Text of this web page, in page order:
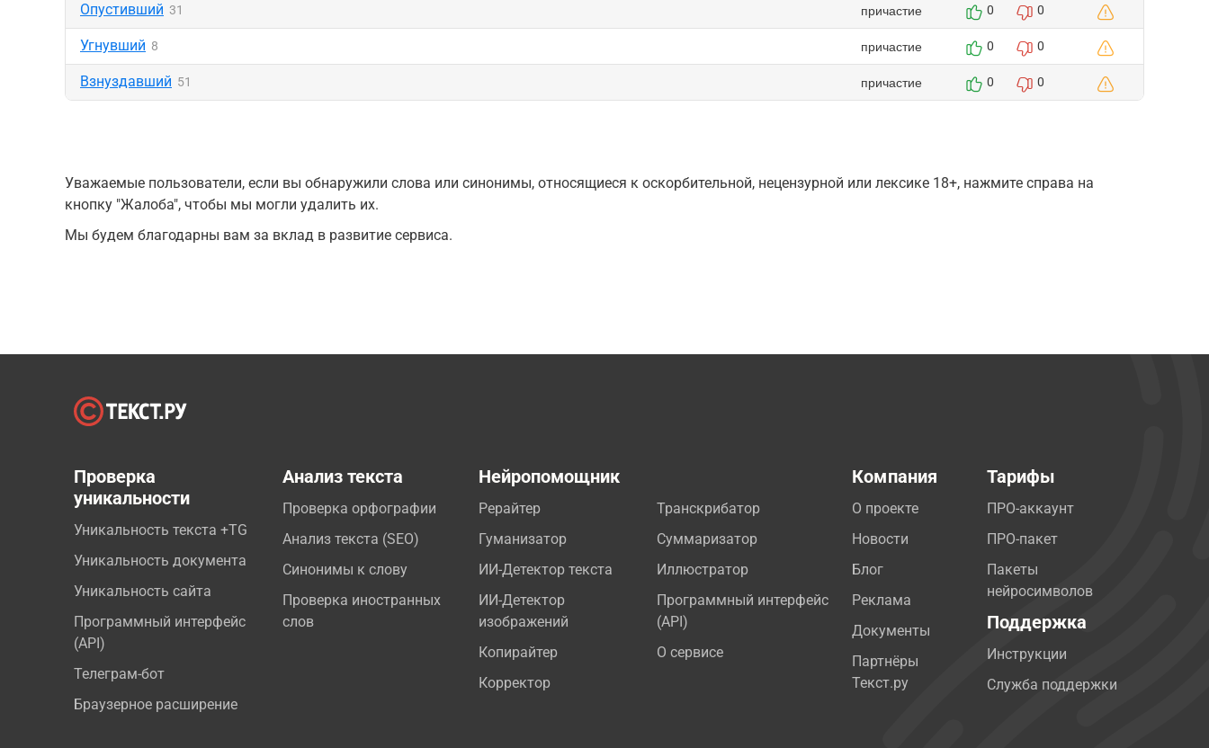
Опустивший 31 причастие 0 0
Угнувший 8 причастие 0 0
Взнуздавший 51 причастие 0 0
Уважаемые пользователи, если вы обнаружили слова или синонимы, относящиеся к оскорбительной, нецензурной или лексике 18+, нажмите справа на
кнопку "Жалоба", чтобы мы могли удалить их.
Мы будем благодарны вам за вклад в развитие сервиса.
Проверка
уникальности
Уникальность текста +TG
Уникальность документа
Уникальность сайта
Программный интерфейс
(API)
Телеграм-бот
Браузерное расширение
Анализ текста
Проверка орфографии
Анализ текста (SEO)
Синонимы к слову
Проверка иностранных
слов
Нейропомощник
Рерайтер
Гуманизатор
ИИ-Детектор текста
ИИ-Детектор
изображений
Копирайтер
Корректор
Транскрибатор
Суммаризатор
Иллюстратор
Программный интерфейс
(API)
О сервисе
Компания
О проекте
Новости
Блог
Реклама
Документы
Партнёры
Текст.ру
Тарифы
ПРО-аккаунт
ПРО-пакет
Пакеты
нейросимволов
Поддержка
Инструкции
Служба поддержки